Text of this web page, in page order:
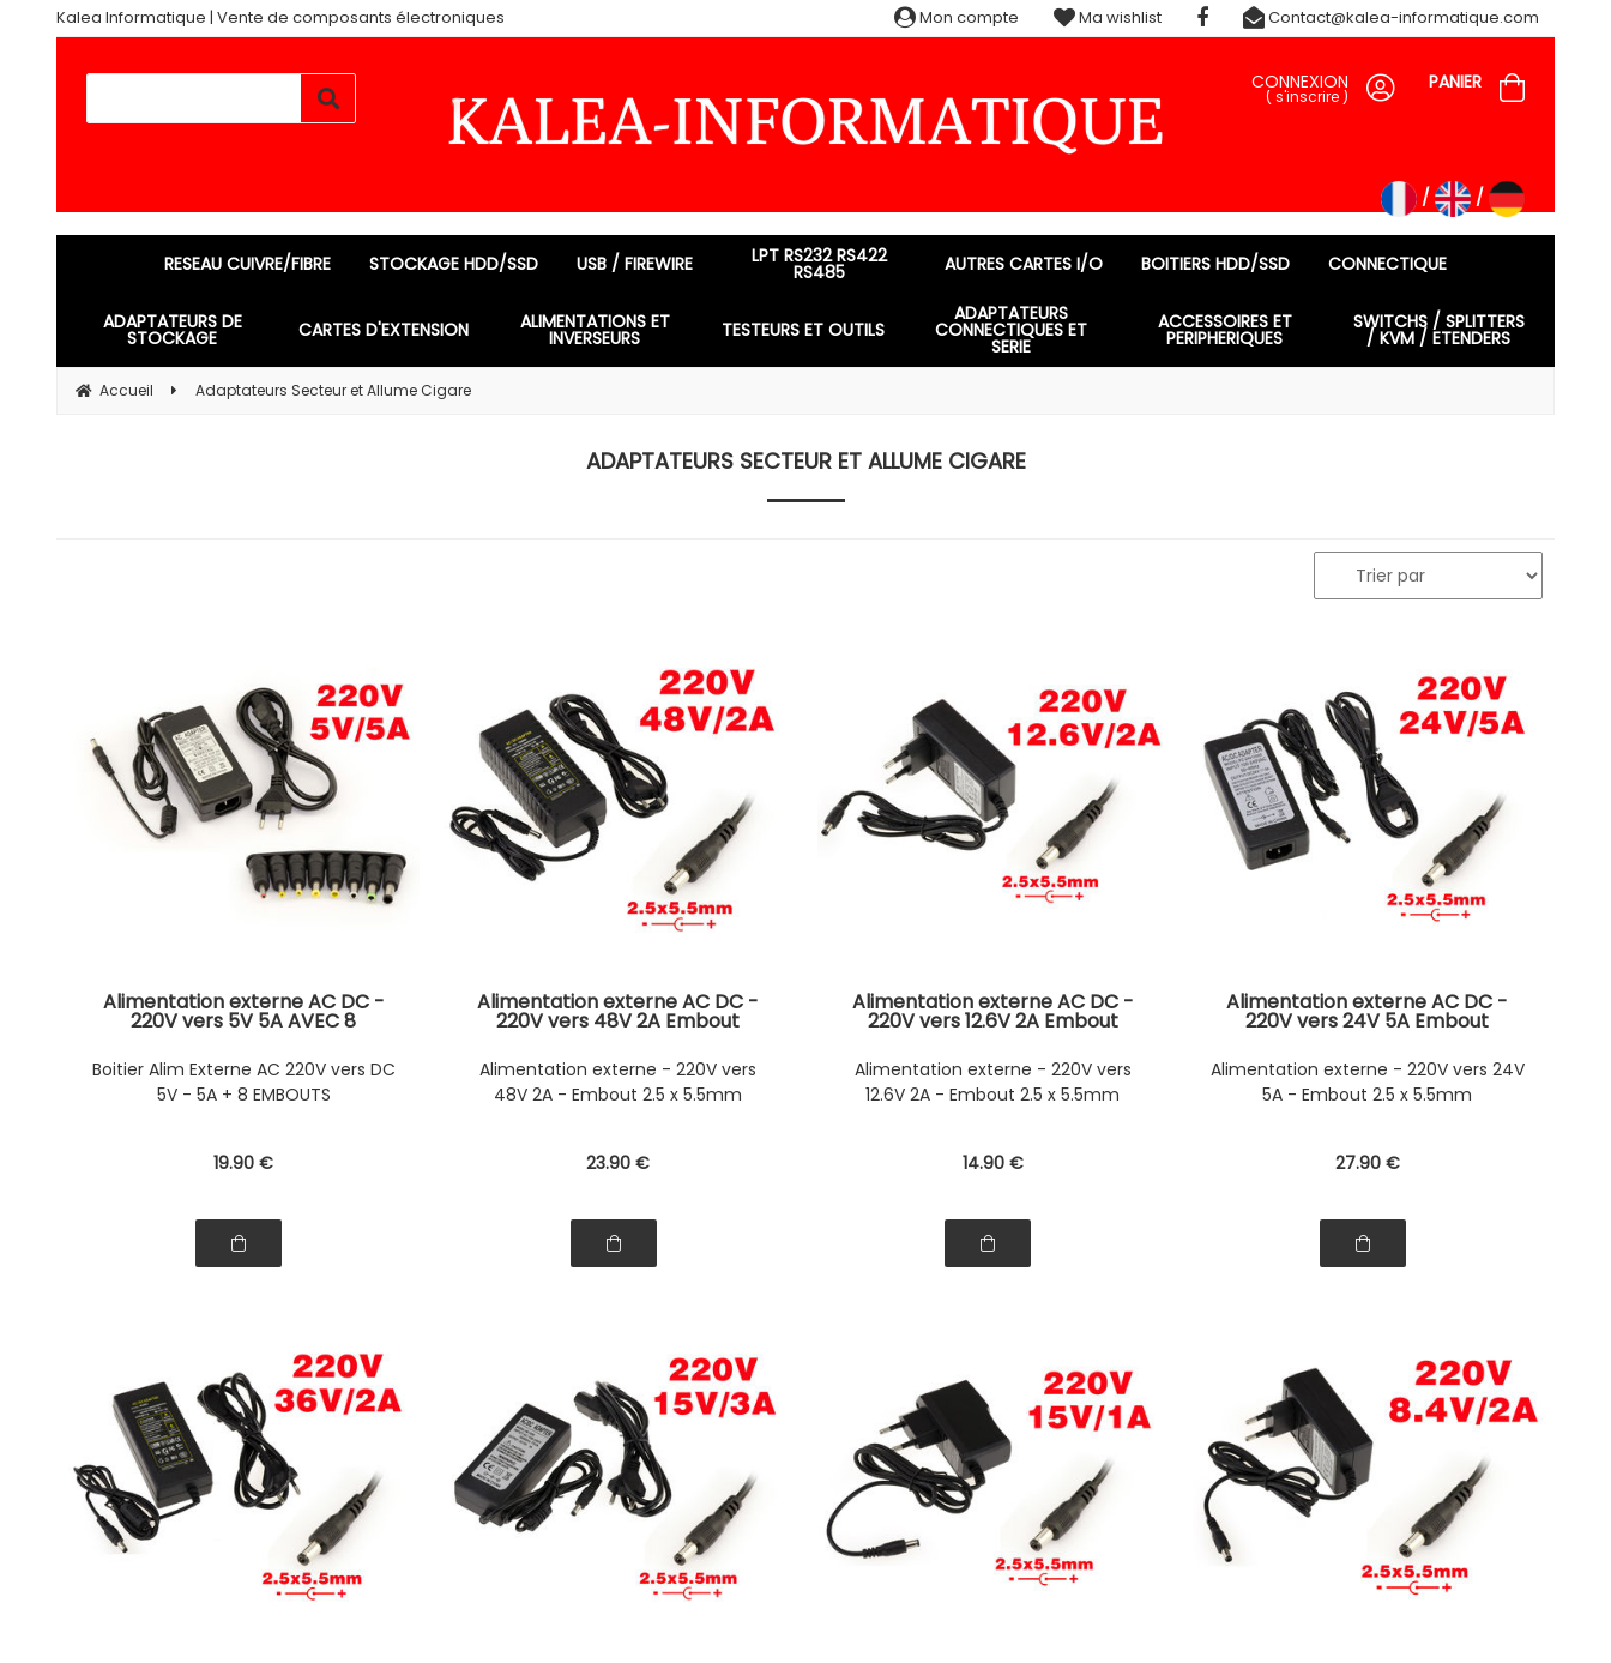
Kalea Informatique | Vente de composants électroniques
CONNEXION
( s'inscrire )
PANIER
RESEAU CUIVRE/FIBRE STOCKAGE HDD/SSD USB / FIREWIRE LPT RS232 RS422
RS485 AUTRES CARTES I/O BOITIERS HDD/SSD CONNECTIQUE
ADAPTATEURS DE
STOCKAGE CARTES D'EXTENSION ALIMENTATIONS ET
INVERSEURS TESTEURS ET OUTILS
ADAPTATEURS
CONNECTIQUES ET
SERIE
ACCESSOIRES ET
PERIPHERIQUES
SWITCHS / SPLITTERS
/ KVM / ETENDERS
Accueil Adaptateurs Secteur et Allume Cigare
ADAPTATEURS SECTEUR ET ALLUME CIGARE
Alimentation externe AC DC -
220V vers 5V 5A AVEC 8
ADAPTABLES
Boitier Alim Externe AC 220V vers DC
5V - 5A + 8 EMBOUTS
19.90 €
Alimentation externe AC DC -
220V vers 48V 2A Embout
Alimentation externe - 220V vers
48V 2A - Embout 2.5 x 5.5mm
23.90 €
Alimentation externe AC DC -
220V vers 12.6V 2A Embout
Alimentation externe - 220V vers
12.6V 2A - Embout 2.5 x 5.5mm
14.90 €
Alimentation externe AC DC -
220V vers 24V 5A Embout
Alimentation externe - 220V vers 24V
5A - Embout 2.5 x 5.5mm
27.90 €
Mon compte Ma wishlist Contact@kalea-informatique.com